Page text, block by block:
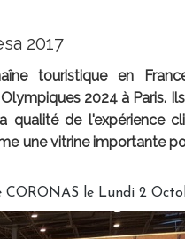
2017
touristique en
2024 à Paris.
qualité de l'expérience
une vitrine importante
CORONAS le Lundi 2